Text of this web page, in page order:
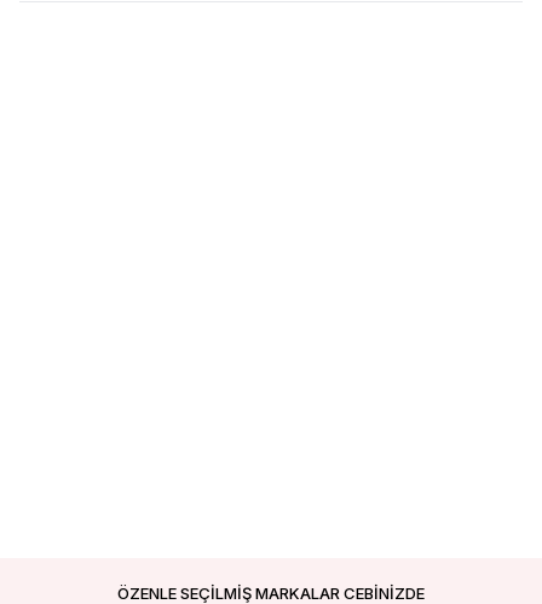
ÖZENLE SEÇİLMİŞ MARKALAR CEBİNİZDE